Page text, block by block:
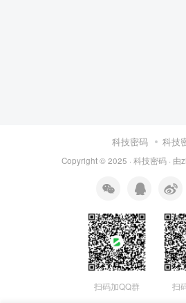
科技密码 科技
Copyright © 2025 · 科技密码 · 由
扫码加QQ群 扫